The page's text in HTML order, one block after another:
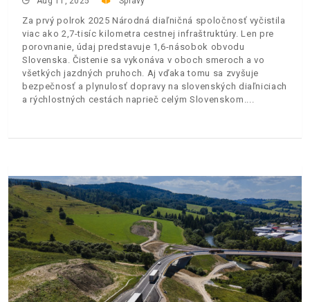
Za prvý polrok 2025 Národná diaľničná spoločnosť vyčistila
viac ako 2,7-tisíc kilometra cestnej infraštruktúry. Len pre
porovnanie, údaj predstavuje 1,6-násobok obvodu
Slovenska. Čistenie sa vykonáva v oboch smeroch a vo
všetkých jazdných pruhoch. Aj vďaka tomu sa zvyšuje
bezpečnosť a plynulosť dopravy na slovenských diaľniciach
a rýchlostných cestách naprieč celým Slovenskom.